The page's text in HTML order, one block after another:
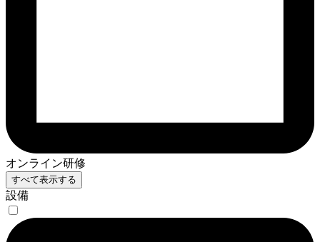
オンライン研修
すべて表示する
設備